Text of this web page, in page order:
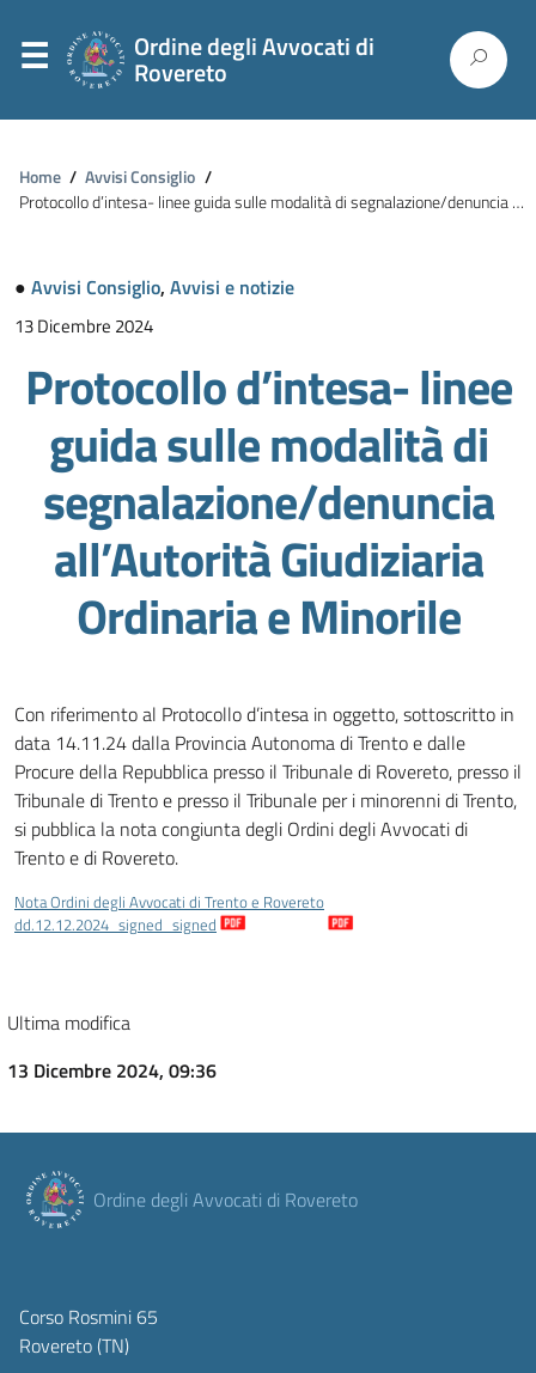
Ordine degli Avvocati di
Rovereto
Home / Avvisi Consiglio /
Protocollo d’intesa- linee guida sulle modalità di segnalazione/denuncia all’Autorità Giudiziaria Ordinaria e Minorile
● Avvisi Consiglio, Avvisi e notizie
13 Dicembre 2024
Protocollo d’intesa- linee
guida sulle modalità di
segnalazione/denuncia
all’Autorità Giudiziaria
Ordinaria e Minorile
Con riferimento al Protocollo d’intesa in oggetto, sottoscritto in
data 14.11.24 dalla Provincia Autonoma di Trento e dalle
Procure della Repubblica presso il Tribunale di Rovereto, presso il
Tribunale di Trento e presso il Tribunale per i minorenni di Trento,
si pubblica la nota congiunta degli Ordini degli Avvocati di
Trento e di Rovereto.
Nota Ordini degli Avvocati di Trento e Rovereto
dd.12.12.2024_signed_signed
Ultima modifica
13 Dicembre 2024, 09:36
Ordine degli Avvocati di Rovereto
Corso Rosmini 65
Rovereto (TN)